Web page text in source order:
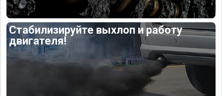
Стабилизируйте выхлоп и работу
двигателя!